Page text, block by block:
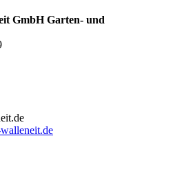
GmbH Garten- und